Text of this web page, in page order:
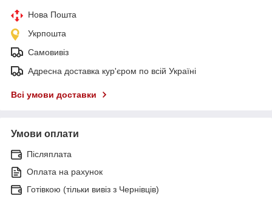
Нова Пошта
Укрпошта
Самовивіз
Адресна доставка кур'єром по всій Україні
Всі умови доставки
Умови оплати
Післяплата
Оплата на рахунок
Готівкою (тільки вивіз з Чернівців)